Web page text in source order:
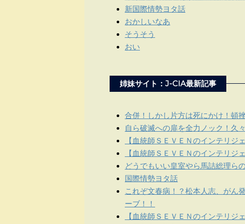
新国際情勢ヨタ話
おかしいなあ
そうそう
おい
姉妹サイト：J-CIA最新記事
合併！しかし片方は死にかけ！頓
自ら破滅への扉を全力ノック！久
【血統師ＳＥＶＥＮのインテリジ
【血統師ＳＥＶＥＮのインテリジ
どうでもいい皇室やら馬詰総理ら
国際情勢ヨタ話
これぞ文春病！？松本人志、がん
ーブ！！
【血統師ＳＥＶＥＮのインテリジ